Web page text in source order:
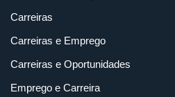
Carreiras
Carreiras e Emprego
Carreiras e Oportunidades
Emprego e Carreira